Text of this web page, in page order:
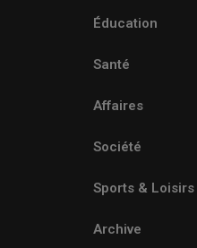
Éducation
Santé
Affaires
Société
Sports & Loisirs
Archive